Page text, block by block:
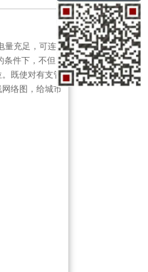
量充足，可连
条件下，不但
既使对有支管
络图，给城市